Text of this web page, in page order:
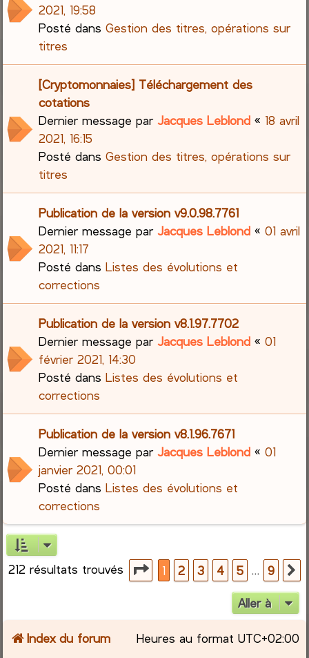
2021, 19:58
Posté dansGestion des titres, opérations sur
titres
[Cryptomonnaies] Téléchargement des
cotations
Dernier message parJacques Leblond « 18 avril
2021, 16:15
Posté dansGestion des titres, opérations sur
titres
Publication de la version v9.0.98.7761
Dernier message parJacques Leblond «01 avril
2021, 11:17
Posté dansListes des évolutions et
corrections
Publication de la version v8.1.97.7702
Dernier message parJacques Leblond «01
février 2021, 14:30
Posté dansListes des évolutions et
corrections
Publication de la version v8.1.96.7671
Dernier message parJacques Leblond «01
janvier 2021, 00:01
Posté dansListes des évolutions et
corrections
212 résultats trouvés Page1sur
1 2 3 4 5 … 9
Aller à
Index du forum Heures au format UTC+02:00